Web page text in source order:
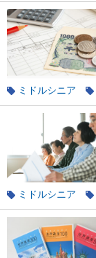
おすすめ
ミドルシニア
おすすめ
ミドルシニア
おすすめ